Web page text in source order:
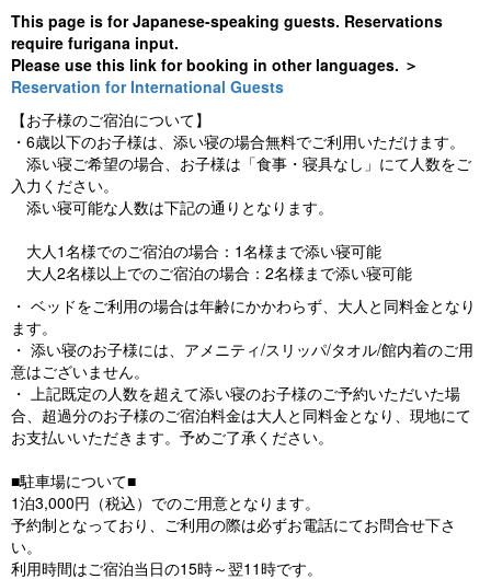
This page is for Japanese-speaking guests. Reservations
require furigana input.
Please use this link for booking in other languages. ＞
Reservation for International Guests
【お子様のご宿泊について】
・6歳以下のお子様は、添い寝の場合無料でご利用いただけます。
添い寝ご希望の場合、お子様は「食事・寝具なし」にて人数をご
入力ください。
添い寝可能な人数は下記の通りとなります。
大人1名様でのご宿泊の場合：1名様まで添い寝可能
大人2名様以上でのご宿泊の場合：2名様まで添い寝可能
・ ベッドをご利用の場合は年齢にかかわらず、大人と同料金となり
ます。
・ 添い寝のお子様には、アメニティ/スリッパ/タオル/館内着のご用
意はございません。
・ 上記既定の人数を超えて添い寝のお子様のご予約いただいた場
合、超過分のお子様のご宿泊料金は大人と同料金となり、現地にて
お支払いいただきます。予めご了承ください。
■駐車場について■
1泊3,000円（税込）でのご用意となります。
予約制となっており、ご利用の際は必ずお電話にてお問合せ下さ
い。
利用時間はご宿泊当日の15時～翌11時です。